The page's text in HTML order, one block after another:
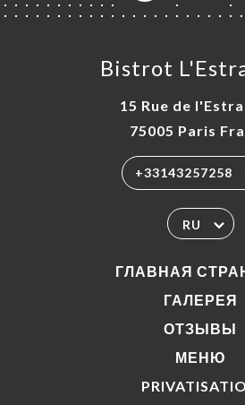
Bistrot
15 Rue de
75005 Paris
+33143257258
RU
ГЛАВНАЯ
ГАЛЕРЕЯ
ОТЗЫВЫ
МЕНЮ